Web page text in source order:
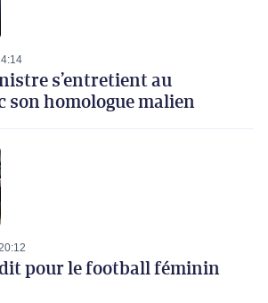
s’entretient au
son homologue malien
pour le football féminin